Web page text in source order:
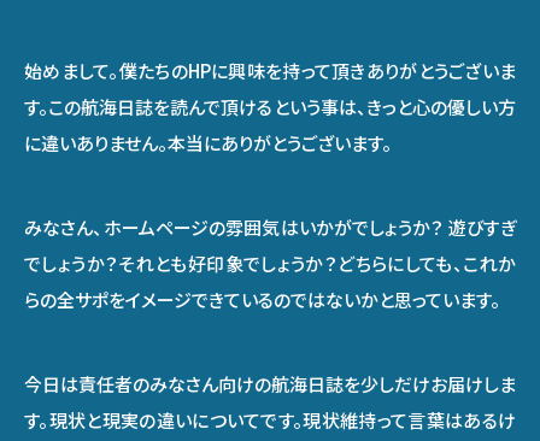
始めまして。僕たちのHPに興味を持って頂きありがとうございま
す。この航海日誌を読んで頂けるという事は、きっと心の優しい方
に違いありません。本当にありがとうございます。
みなさん、ホームページの雰囲気はいかがでしょうか？ 遊びすぎ
でしょうか？それとも好印象でしょうか？どちらにしても、これか
らの全サポをイメージできているのではないかと思っています。
今日は責任者のみなさん向けの航海日誌を少しだけお届けしま
す。現状と現実の違いについてです。現状維持って言葉はあるけ